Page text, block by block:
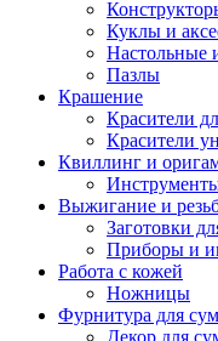
Куклы и
Настольные
Пазлы
Крашение
Красители
Красители
Квиллинг и
Выжигание и
Заготовки
Приборы и
Работа с кожей
Ножницы
Фурнитура для
Декор для